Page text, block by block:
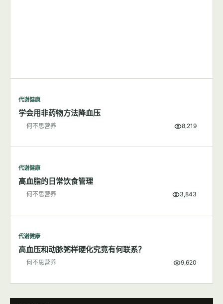
代谢健康
学会用非药物方法降血压
何不思营养 8,219
代谢健康
高血脂的日常饮食管理
何不思营养 3,843
代谢健康
高血压和动脉粥样硬化究竟有何联系？
何不思营养 9,620